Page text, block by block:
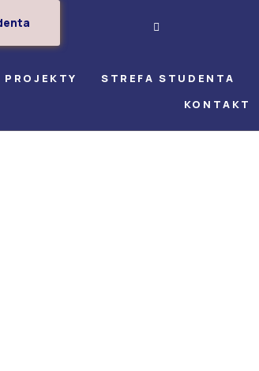
PROJEKTY
STREFA STUDENTA
KONTAKT